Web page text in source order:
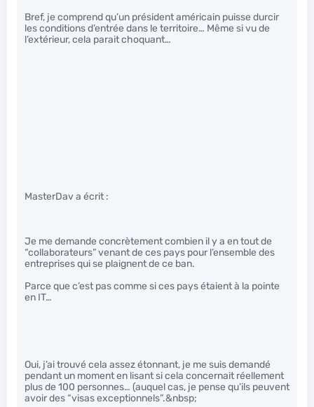
Bref, je comprend qu’un président américain puisse durcir
les conditions d’entrée dans le territoire… Même si vu de
l’extérieur, cela parait choquant…
MasterDav a écrit :
Je me demande concrètement combien il y a en tout de
“collaborateurs” venant de ces pays pour l’ensemble des
entreprises qui se plaignent de ce ban.
Parce que c’est pas comme si ces pays étaient à la pointe
en IT…
Oui, j’ai trouvé cela assez étonnant, je me suis demandé
pendant un moment en lisant si cela concernait réellement
plus de 100 personnes… (auquel cas, je pense qu’ils peuvent
avoir des “visas exceptionnels”.&nbsp;